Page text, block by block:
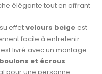
élégante tout en offrant
effetvelours beigeest
facile à entretenir.
est livré avec un montage
boulons et écrous.